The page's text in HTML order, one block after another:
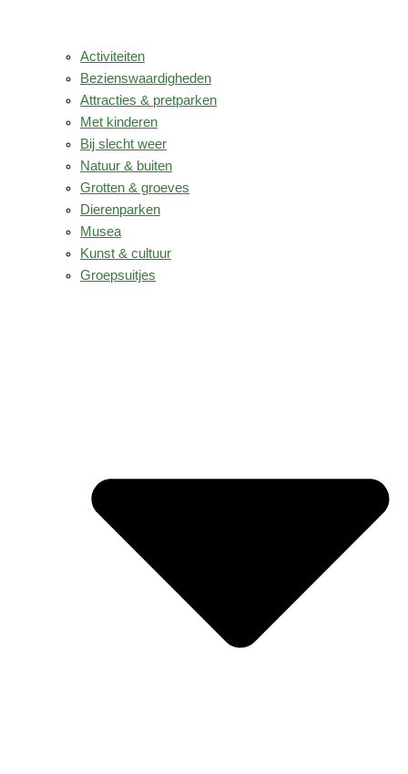
Activiteiten
Bezienswaardigheden
Attracties & pretparken
Met kinderen
Bij slecht weer
Natuur & buiten
Grotten & groeves
Dierenparken
Musea
Kunst & cultuur
Groepsuitjes